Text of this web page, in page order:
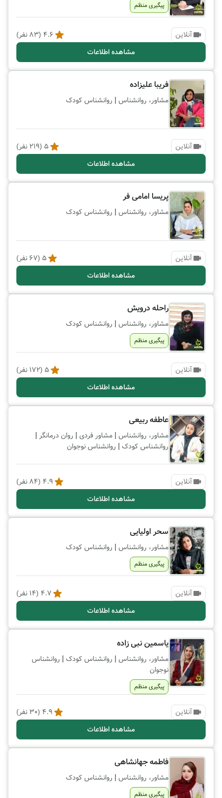
پیگیری منظم
آنلاین 4.6
(
83 نفر)
مشاهده اطلاعات
فریبا علیزاده
مشاور، روانشناس | روانشناس کودک
آنلاین 5
(
219 نفر)
مشاهده اطلاعات
پریسا امامی فر
مشاور، روانشناس | روانشناس کودک
آنلاین 5
(
67 نفر)
مشاهده اطلاعات
راحله درویش
مشاور، روانشناس | روانشناس کودک
پیگیری منظم
آنلاین 5
(
172 نفر)
مشاهده اطلاعات
عاطفه ربیعی
مشاور، روانشناس | مشاور فردی | روان درمانگر |
روانشناس کودک | روانشناس نوجوان
آنلاین 4.9
(
84 نفر)
مشاهده اطلاعات
سحر اولیایی
مشاور، روانشناس | روانشناس کودک
پیگیری منظم
آنلاین 4.7
(
14 نفر)
مشاهده اطلاعات
یاسمین نبی زاده
مشاور، روانشناس | روانشناس کودک | روانشناس
نوجوان
پیگیری منظم
آنلاین 4.9
(
30 نفر)
مشاهده اطلاعات
فاطمه جهانشاهی
مشاور، روانشناس | روانشناس کودک
پیگیری منظم